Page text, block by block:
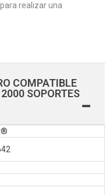
realizar una
COMPATIBLE
SOPORTES